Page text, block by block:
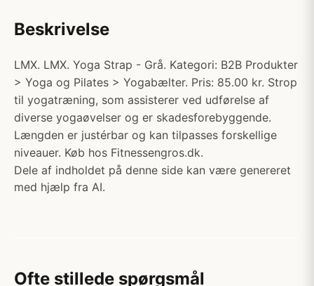
Beskrivelse
LMX. LMX. Yoga Strap - Grå. Kategori: B2B Produkter
> Yoga og Pilates > Yogabælter. Pris: 85.00 kr. Strop
til yogatræning, som assisterer ved udførelse af
diverse yogaøvelser og er skadesforebyggende.
Længden er justérbar og kan tilpasses forskellige
niveauer. Køb hos Fitnessengros.dk.
Dele af indholdet på denne side kan være genereret
med hjælp fra AI.
Ofte stillede spørgsmål